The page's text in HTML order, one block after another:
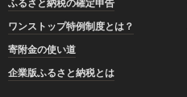
ふるさと納税の確定申告
ワンストップ特例制度とは？
寄附金の使い道
企業版ふるさと納税とは